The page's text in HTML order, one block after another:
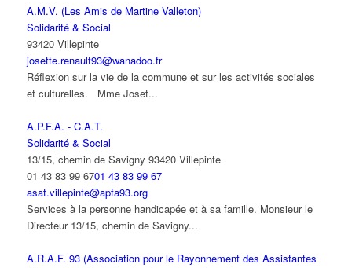
A.M.V. (Les Amis de Martine Valleton)
Solidarité & Social
93420 Villepinte
josette.renault93@wanadoo.fr
Réflexion sur la vie de la commune et sur les activités sociales
et culturelles. Mme Joset...
A.P.F.A. - C.A.T.
Solidarité & Social
13/15, chemin de Savigny 93420 Villepinte
01 43 83 99 6701 43 83 99 67
asat.villepinte@apfa93.org
Services à la personne handicapée et à sa famille. Monsieur le
Directeur 13/15, chemin de Savigny...
A.R.A.F. 93 (Association pour le Rayonnement des Assistantes